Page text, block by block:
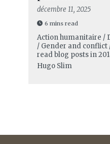
décembre 11, 2025
6 mins read
Action humanitaire /
/ Gender and
read blog posts in
Hugo Slim